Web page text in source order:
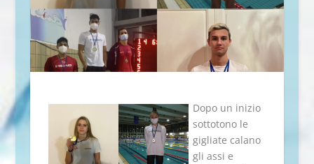
Dopo un inizio
sottotono le
gigliate calano
gli assi e